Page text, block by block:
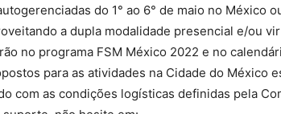
do 1° ao 6° de maio no México
a dupla modalidade presencial e/ou
no programa FSM México 2022 e no
para as atividades na Cidade do México
com as condições logísticas definidas pela